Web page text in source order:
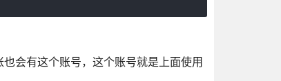
会有这个账号，这个账号就是上面使用